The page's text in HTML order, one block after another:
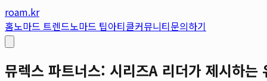
roam.kr
홈노마드 트렌드노마드 팁아티클커뮤니티문의하기
뮤렉스 파트너스: 시리즈A 리더가 제시하는